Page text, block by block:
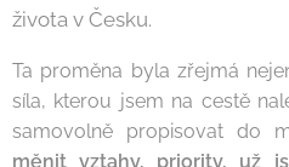
života v Česku.
Ta proměna byla zřejmá
síla, kterou jsem na cestě
samovolně propisovat do
měnit vztahy, priority, už